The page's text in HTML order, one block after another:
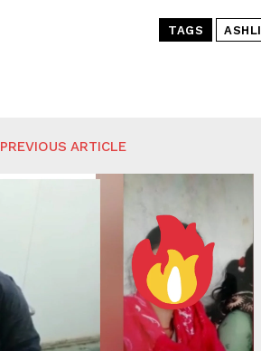
TAGS
PREVIOUS ARTICLE